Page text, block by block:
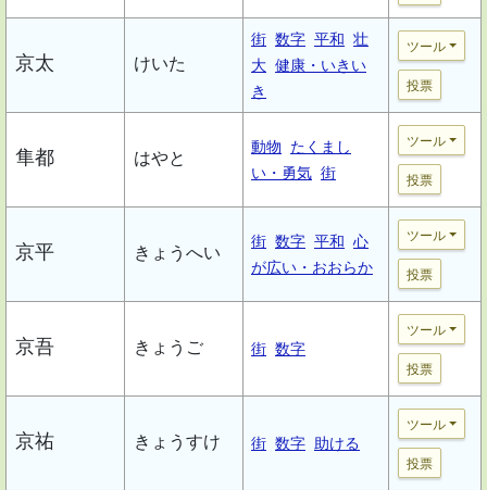
京太 けいた
街 数字 平和 壮
大 健康・いきい
き
ツール
投票
隼都 はやと
動物
たくまし
い・勇気 街
ツール
投票
京平 きょうへい
街 数字 平和 心
が広い・おおらか
ツール
投票
京吾 きょうご 街 数字
ツール
投票
京祐 きょうすけ 街 数字 助ける
ツール
投票